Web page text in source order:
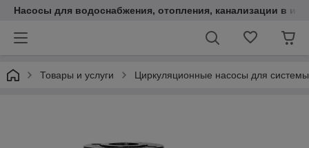
Насосы для водоснабжения, отопления, канализации в
Товары и услуги Циркуляционные насосы для